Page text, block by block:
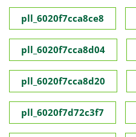
pll_6020f7cca8ce8
pll_6020f7cca8d04
pll_6020f7cca8d20
pll_6020f7d72c3f7